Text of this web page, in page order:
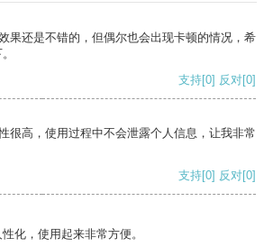
果还是不错的，但偶尔也会出现卡顿的情况，希
支持[0] 反对[0]
很高，使用过程中不会泄露个人信息，让我非常
支持[0] 反对[0]
化，使用起来非常方便。